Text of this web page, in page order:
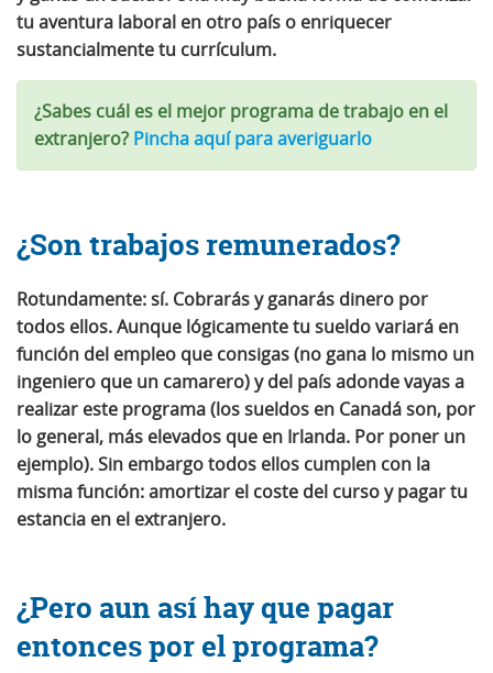
tu aventura laboral en otro país o enriquecer
sustancialmente tu currículum.
¿Sabes cuál es el mejor programa de trabajo en el
extranjero? Pincha aquí para averiguarlo
¿Son trabajos remunerados?
Rotundamente: sí. Cobrarás y ganarás dinero por
todos ellos. Aunque lógicamente tu sueldo variará en
función del empleo que consigas (no gana lo mismo un
ingeniero que un camarero) y del país adonde vayas a
realizar este programa (los sueldos en Canadá son, por
lo general, más elevados que en Irlanda. Por poner un
ejemplo). Sin embargo todos ellos cumplen con la
misma función: amortizar el coste del curso y pagar tu
estancia en el extranjero.
¿Pero aun así hay que pagar
entonces por el programa?